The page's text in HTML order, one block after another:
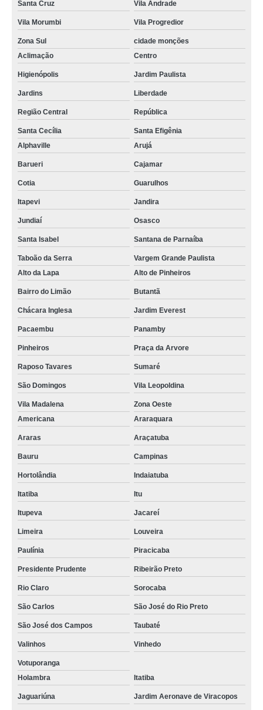
Santa Cruz Vila Andrade
Vila Morumbi Vila Progredior
Zona Sul
cidade monções
Aclimação
Centro
Higienópolis Jardim Paulista
Jardins Liberdade
Região Central República
Santa Cecília
Santa Efigênia
Alphaville
Arujá
Barueri Cajamar
Cotia Guarulhos
Itapevi Jandira
Jundiaí Osasco
Santa Isabel Santana de Parnaíba
Taboão da Serra
Vargem Grande Paulista
Alto da Lapa
Alto de Pinheiros
Bairro do Limão Butantã
Chácara Inglesa Jardim Everest
Pacaembu Panamby
Pinheiros Praça da Arvore
Raposo Tavares Sumaré
São Domingos Vila Leopoldina
Vila Madalena
Zona Oeste
Americana
Araraquara
Araras Araçatuba
Bauru Campinas
Hortolândia Indaiatuba
Itatiba Itu
Itupeva Jacareí
Limeira Louveira
Paulínia Piracicaba
Presidente Prudente Ribeirão Preto
Rio Claro Sorocaba
São Carlos São José do Rio Preto
São José dos Campos Taubaté
Valinhos Vinhedo
Votuporanga
Holambra
Itatiba
Jaguariúna Jardim Aeronave de Viracopos